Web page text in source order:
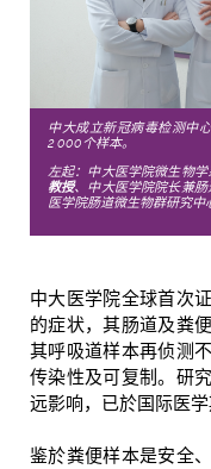
中大成立新冠病毒检测中
2,000个样本。
左起：中大医学院微生物
教授、中大医学院院长兼
医学院肠道微生物群研究中
中大医学院全球首次
的症状，其肠道及粪
其呼吸道样本再侦测
传染性及可复制。研
远影响，已於国际医
鉴於粪便样本是安全